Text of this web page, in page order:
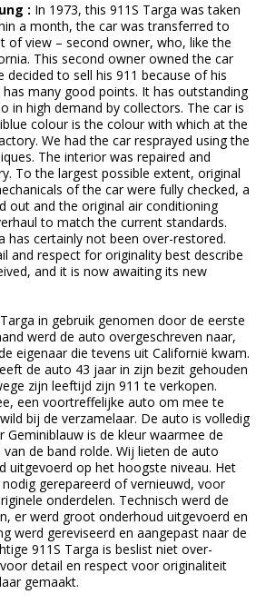
: In 1973, this 911S Targa was taken
a month, the car was transferred to
view – second owner, who, like the
This second owner owned the car
decided to sell his 911 because of his
has many good points. It has outstanding
in high demand by collectors. The car is
colour is the colour with which at the
We had the car resprayed using the
The interior was repaired and
To the largest possible extent, original
of the car were fully checked, a
out and the original air conditioning
to match the current standards.
has certainly not been over-restored.
and respect for originality best describe
and it is now awaiting its new
in gebruik genomen door de eerste
werd de auto overgeschreven naar,
eigenaar die tevens uit Californië kwam.
de auto 43 jaar in zijn bezit gehouden
zijn leeftijd zijn 911 te verkopen.
een voortreffelijke auto om mee te
bij de verzamelaar. De auto is volledig
Geminiblauw is de kleur waarmee de
de band rolde. Wij lieten de auto
uitgevoerd op het hoogste niveau. Het
gerepareerd of vernieuwd, voor
onderdelen. Technisch werd de
er werd groot onderhoud uitgevoerd en
werd gereviseerd en aangepast naar de
911S Targa is beslist niet over-
detail en respect voor originaliteit
gemaakt.